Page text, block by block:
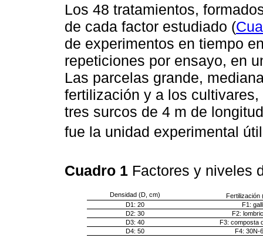
Los 48 tratamientos,
de cada factor estudiado (
de experimentos en tiempo
repeticiones por ensayo, en
Las parcelas grande,
fertilización y a los
tres surcos de 4 m de
fue la unidad experimental
Cuadro 1 Factores y niveles
Densidad (D, cm)
Fertilización
D1: 20
F1:
D2: 30
F2:
D3: 40
F3: composta
D4: 50
F4: 30N-